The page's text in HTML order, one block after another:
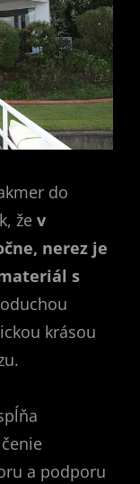
do
že v
nerez je
s
krásou
a podporu